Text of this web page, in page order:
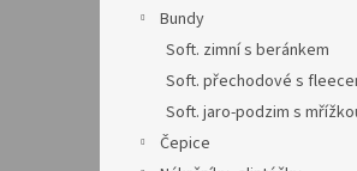
Bundy
Soft. zimní s beránkem
Soft. přechodové s
Soft. jaro-podzim s
Čepice